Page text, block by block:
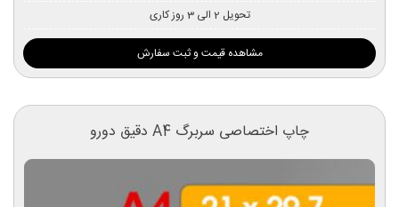
تحویل 2 الی 3 روز کاری
مشاهده قیمت و ثبت سفارش
چاپ اختصاصی سربرگ A4 دقیق دورو